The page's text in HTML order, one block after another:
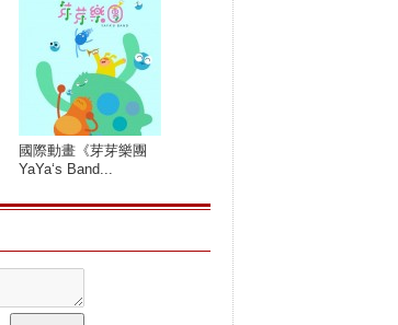
國際動畫《芽芽樂團
YaYa‘s Band...